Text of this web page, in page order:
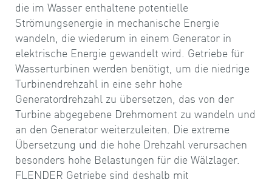
die im Wasser enthaltene potentielle
Strömungsenergie in mechanische Energie
wandeln, die wiederum in einem Generator in
elektrische Energie gewandelt wird. Getriebe für
Wasserturbinen werden benötigt, um die niedrige
Turbinendrehzahl in eine sehr hohe
Generatordrehzahl zu übersetzen, das von der
Turbine abgegebene Drehmoment zu wandeln und
an den Generator weiterzuleiten. Die extreme
Übersetzung und die hohe Drehzahl verursachen
besonders hohe Belastungen für die Wälzlager.
FLENDER Getriebe sind deshalb mit